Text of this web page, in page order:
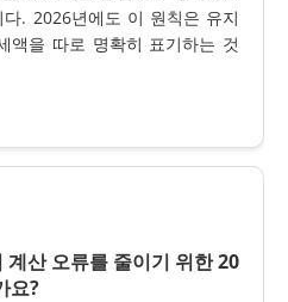
. 2026년에도 이 원칙은 유지
액을 따로 명확히 표기하는 것
산 오류를 줄이기 위한 20
요?